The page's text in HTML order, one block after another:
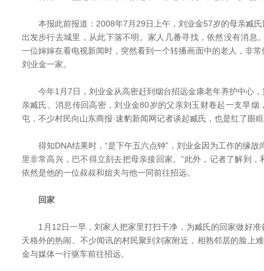
本报此前报道：2008年7月29日上午，刘业金57岁的母亲臧氏
出发步行去城里，从此下落不明。家人几番寻找，依然没有消息
一位婶婶在看电视新闻时，突然看到一个转播画面中的老人，非
刘业金一家。
今年1月7日，刘业金从高密赶到烟台招远金康老年养护中心，
亲臧氏。消息传回高密，刘业金80岁的父亲刘玉财卷起一支旱烟
屯，不少村民向山东商报·速豹新闻网记者谈起臧氏，也是红了眼
得知DNA结果时，“是下午五六点钟”，刘业金因为工作的缘故
里非常高兴，巴不得立刻去把母亲接回家。”此外，记者了解到
依然是他的一位叔叔和姐夫与他一同前往招远。
回家
1月12日一早，刘家人把家里打扫干净，为臧氏的回家做好准
天格外的热闹。不少闻讯的村民聚到刘家附近，相熟邻居的脸上
金与媒体一行驱车前往招远。